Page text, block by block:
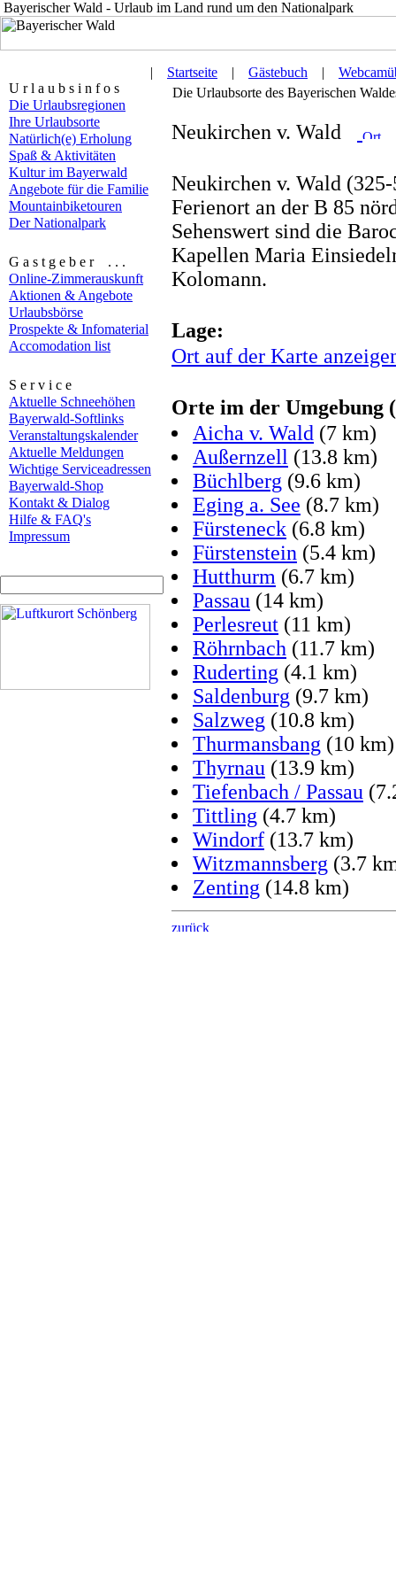
Bayerischer Wald - Urlaub im Land rund um den Nationalpark
| Startseite | Gästebuch |
U r l a u b s i n f o s
Die Urlaubsregionen
Ihre Urlaubsorte
Natürlich(e) Erholung
Spaß & Aktivitäten
Kultur im Bayerwald
Angebote für die Familie
Mountainbiketouren
Der Nationalpark
G a s t g e b e r . . .
Online-Zimmerauskunft
Aktionen & Angebote
Urlaubsbörse
Prospekte & Infomaterial
Accomodation list
S e r v i c e
Aktuelle Schneehöhen
Bayerwald-Softlinks
Veranstaltungskalender
Aktuelle Meldungen
Wichtige Serviceadressen
Bayerwald-Shop
Kontakt & Dialog
Hilfe & FAQ's
Impressum
Die Urlaubsorte des Bayerischen
Neukirchen v. Wald
Neukirchen v. Wald
Ferienort an der B 85
Sehenswert sind die
Kapellen Maria
Kolomann.
Lage:
Ort auf der Karte
Orte im der
Aicha v. Wald (7 km)
Außernzell (13.8 km)
Büchlberg (9.6 km)
Eging a. See (8.7 km)
Fürsteneck (6.8 km)
Fürstenstein (5.4 km)
Hutthurm (6.7 km)
Passau (14 km)
Perlesreut (11 km)
Röhrnbach (11.7 km)
Ruderting (4.1 km)
Saldenburg (9.7 km)
Salzweg (10.8 km)
Thurmansbang (10 km)
Thyrnau (13.9 km)
Tiefenbach / Passau
Tittling (4.7 km)
Windorf (13.7 km)
Witzmannsberg (3.7
Zenting (14.8 km)